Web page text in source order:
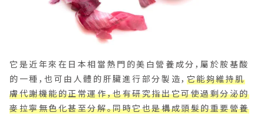
它是近年來在日本相當熱門的美白營養成分，屬於胺基酸
的一種，也可由人體的肝臟進行部分製造， 它能夠維持肌
膚代謝機能的正常運作，也有研究指出它可使過剩分泌的
麥拉寧無色化甚至分解。同時它也是構成頭髮的重要營養